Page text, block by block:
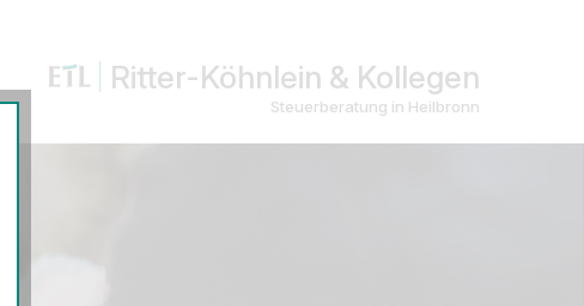
Ritter-Köhnlein & Kollegen
Steuerberatung in Heilbronn